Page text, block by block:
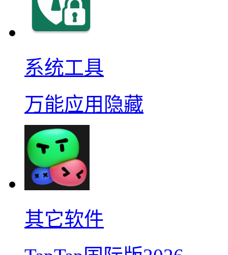
系统工具
万能应用隐藏
其它软件